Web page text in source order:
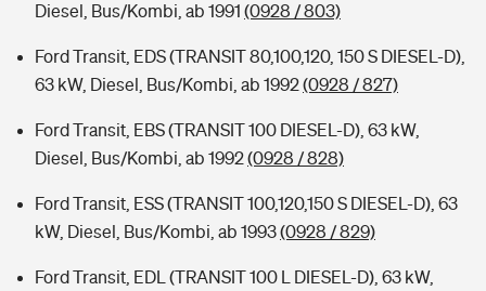
Diesel, Bus/Kombi, ab 1991 (0928 / 803)
Ford Transit, EDS (TRANSIT 80,100,120, 150 S DIESEL-D),
63 kW, Diesel, Bus/Kombi, ab 1992(0928 / 827)
Ford Transit, EBS (TRANSIT 100 DIESEL-D), 63 kW,
Diesel, Bus/Kombi, ab 1992(0928 / 828)
Ford Transit, ESS (TRANSIT 100,120,150 S DIESEL-D), 63
kW, Diesel, Bus/Kombi, ab 1993(0928 / 829)
Ford Transit, EDL (TRANSIT 100 L DIESEL-D), 63 kW,